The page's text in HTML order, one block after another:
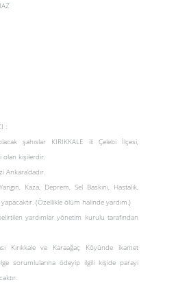
:
şahıslar KIRIKKALE ili Çelebi İlçesi,
olan kişilerdir.
Ankara’dadır.
Kaza, Deprem, Sel Baskını, Hastalık,
(Özellikle ölüm halinde yardım.)
yardımlar yönetim kurulu tarafından
Kırıkkale ve Karaağaç Köyünde ikamet
sorumlularına ödeyip ilgili kişide parayı